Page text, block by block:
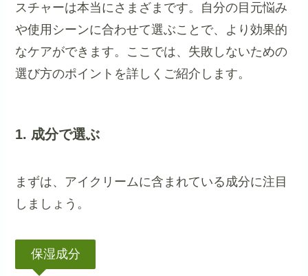
スチャーは本当にさまざまです。自分の目元悩み
や使用シーンに合わせて選ぶことで、より効果的
なケアができます。ここでは、失敗しないための
選び方のポイントを詳しくご紹介します。
1. 成分で選ぶ
まずは、アイクリームに含まれている成分に注目
しましょう。
保湿成分